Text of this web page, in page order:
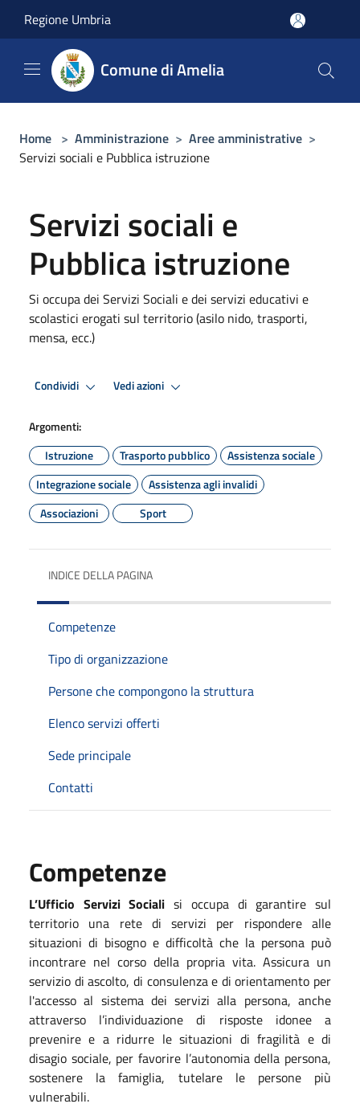
Regione Umbria
Comune di Amelia
Home > Amministrazione > Aree amministrative >
Servizi sociali e Pubblica istruzione
Servizi sociali e
Pubblica istruzione
Si occupa dei Servizi Sociali e dei servizi educativi e
scolastici erogati sul territorio (asilo nido, trasporti,
mensa, ecc.)
Condividi Vedi azioni
Argomenti:
Istruzione
Trasporto pubblico
Assistenza sociale
Integrazione sociale
Assistenza agli invalidi
Associazioni
Sport
INDICE DELLA PAGINA
Competenze
Tipo di organizzazione
Persone che compongono la struttura
Elenco servizi offerti
Sede principale
Contatti
Competenze
L’Ufficio Servizi Sociali si occupa di garantire sul
territorio una rete di servizi per rispondere alle
situazioni di bisogno e difficoltà che la persona può
incontrare nel corso della propria vita. Assicura un
servizio di ascolto, di consulenza e di orientamento per
l'accesso al sistema dei servizi alla persona, anche
attraverso l’individuazione di risposte idonee a
prevenire e a ridurre le situazioni di fragilità e di
disagio sociale, per favorire l’autonomia della persona,
sostenere la famiglia, tutelare le persone più
vulnerabili.